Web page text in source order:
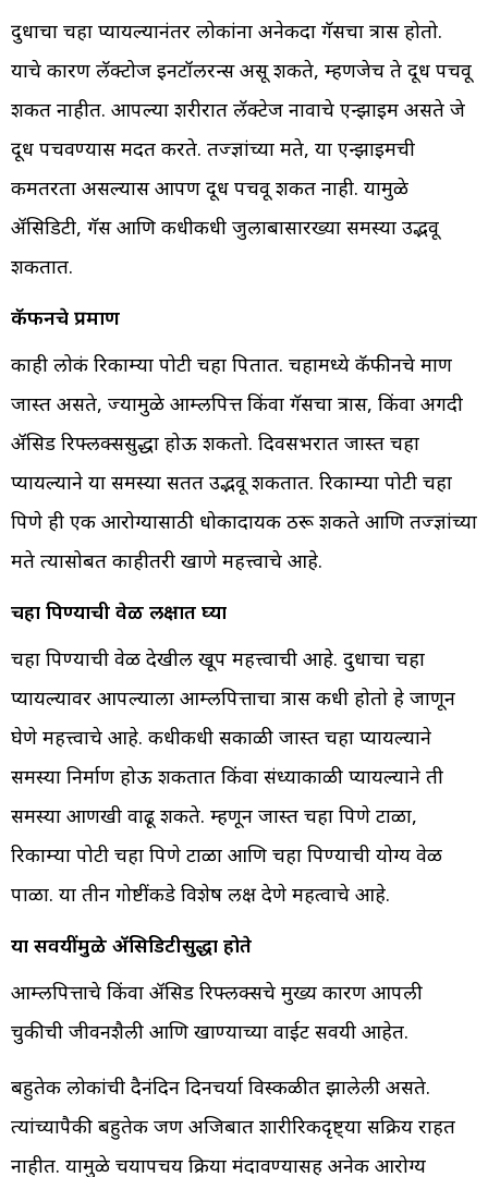
दुधाचा चहा प्यायल्यानंतर लोकांना अनेकदा गॅसचा त्रास होतो.
याचे कारण लॅक्टोज इनटॉलरन्स असू शकते, म्हणजेच ते दूध पचवू
शकत नाहीत. आपल्या शरीरात लॅक्टेज नावाचे एन्झाइम असते जे
दूध पचवण्यास मदत करते. तज्ज्ञांच्या मते, या एन्झाइमची
कमतरता असल्यास आपण दूध पचवू शकत नाही. यामुळे
ॲसिडिटी, गॅस आणि कधीकधी जुलाबासारख्या समस्या उद्भवू
शकतात.
कॅफीनचे प्रमाण
काही लोकं रिकाम्या पोटी चहा पितात. चहामध्ये कॅफीनचे प्रमाण
जास्त असते, ज्यामुळे आम्लपित्त किंवा गॅसचा त्रास, किंवा अगदी
ॲसिड रिफ्लक्ससुद्धा होऊ शकतो. दिवसभरात जास्त चहा
प्यायल्याने या समस्या सतत उद्भवू शकतात. रिकाम्या पोटी चहा
पिणे ही एक आरोग्यासाठी धोकादायक ठरू शकते आणि तज्ज्ञांच्या
मते त्यासोबत काहीतरी खाणे महत्त्वाचे आहे.
चहा पिण्याची वेळ लक्षात घ्या
चहा पिण्याची वेळ देखील खूप महत्त्वाची आहे. दुधाचा चहा
प्यायल्यावर आपल्याला आम्लपित्ताचा त्रास कधी होतो हे जाणून
घेणे महत्त्वाचे आहे. कधीकधी सकाळी जास्त चहा प्यायल्याने
समस्या निर्माण होऊ शकतात किंवा संध्याकाळी प्यायल्याने ती
समस्या आणखी वाढू शकते. म्हणून जास्त चहा पिणे टाळा,
रिकाम्या पोटी चहा पिणे टाळा आणि चहा पिण्याची योग्य वेळ
पाळा. या तीन गोष्टींकडे विशेष लक्ष देणे महत्वाचे आहे.
या सवयींमुळे ॲसिडिटीसुद्धा होते
आम्लपित्ताचे किंवा ॲसिड रिफ्लक्सचे मुख्य कारण आपली
चुकीची जीवनशैली आणि खाण्याच्या वाईट सवयी आहेत.
बहुतेक लोकांची दैनंदिन दिनचर्या विस्कळीत झालेली असते.
त्यांच्यापैकी बहुतेक जण अजिबात शारीरिकदृष्ट्या सक्रिय राहत
नाहीत. यामुळे चयापचय क्रिया मंदावण्यासह अनेक आरोग्य